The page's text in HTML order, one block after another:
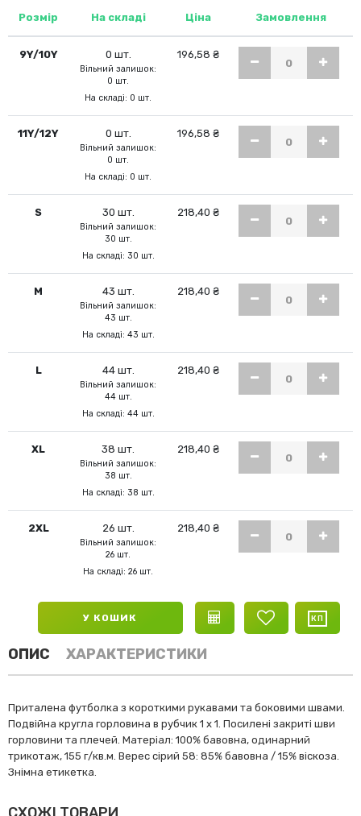
Розмір На складі Ціна Замовлення
9Y/10Y 0 шт.
Вільний залишок:
0 шт.
На складі: 0 шт.
196,58 ₴
11Y/12Y 0 шт.
Вільний залишок:
0 шт.
На складі: 0 шт.
196,58 ₴
S 30 шт.
Вільний залишок:
30 шт.
На складі: 30 шт.
218,40 ₴
M 43 шт.
Вільний залишок:
43 шт.
На складі: 43 шт.
218,40 ₴
L 44 шт.
Вільний залишок:
44 шт.
На складі: 44 шт.
218,40 ₴
XL 38 шт.
Вільний залишок:
38 шт.
На складі: 38 шт.
218,40 ₴
2XL 26 шт.
Вільний залишок:
26 шт.
На складі: 26 шт.
218,40 ₴
У КОШИК
ОПИС ХАРАКТЕРИСТИКИ
Приталена футболка з короткими рукавами та боковими швами.
Подвійна кругла горловина в рубчик 1 x 1. Посилені закриті шви
горловини та плечей. Матеріал: 100% бавовна, одинарний
трикотаж, 155 г/кв.м. Верес сірий 58: 85% бавовна / 15% віскоза.
Знімна етикетка.